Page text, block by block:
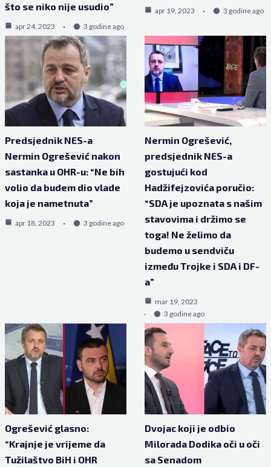
što se niko nije usudio”
apr 24, 2023 3 godine ago
apr 19, 2023 3 godine ago
Predsjednik NES-a
Nermin Ogrešević nakon
sastanka u OHR-u: “Ne bih
volio da budem dio vlade
koja je nametnuta”
apr 18, 2023 3 godine ago
Nermin Ogrešević,
predsjednik NES-a
gostujući kod
Hadžifejzovića poručio:
“SDA je upoznata s našim
stavovima i držimo se
toga! Ne želimo da
budemo u sendviču
između Trojke i SDA i DF-
a”
mar 19, 2023
3 godine ago
Ogrešević glasno:
“Krajnje je vrijeme da
Tužilaštvo BiH i OHR
Dvojac koji je odbio
Milorada Dodika oči u oči
sa Senadom